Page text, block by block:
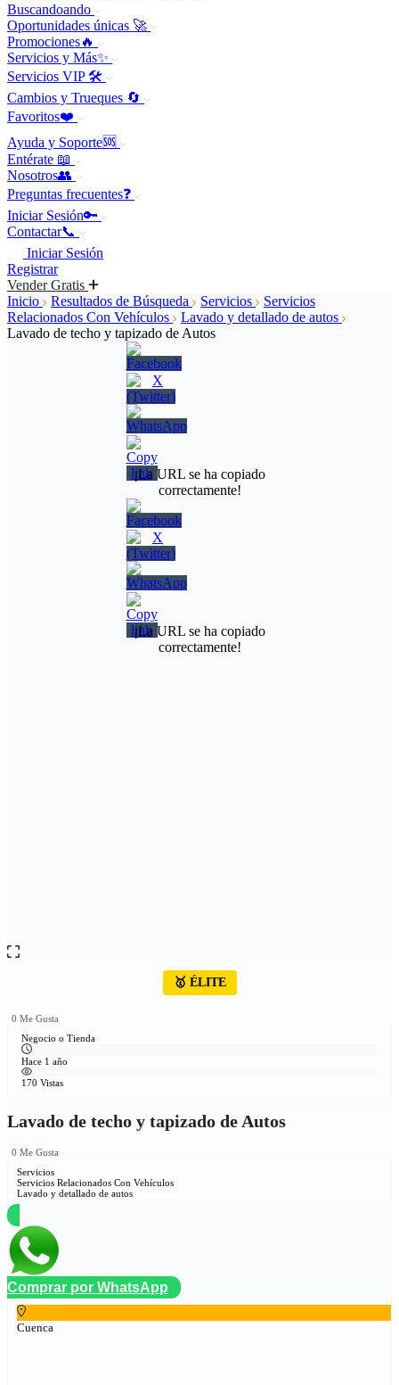
Buscandoando
Oportunidades únicas 🚀
Promociones🔥
Servicios y Más✨
Servicios VIP 🛠️
Cambios y Trueques 🔄
Favoritos❤️
Ayuda y Soporte🆘
Entérate 📖
Nosotros👥
Preguntas frecuentes❓
Iniciar Sesión🔑
Contactar📞
Iniciar Sesión
Registrar
Vender Gratis
Inicio
Resultados de Búsqueda Servicios
Servicios
Relacionados Con Vehículos
Lavado y detallado de autos
Lavado de techo y tapizado de Autos
¡La URL se ha copiado
correctamente!
¡La URL se ha copiado
correctamente!
🥇 ÉLITE
0 Me Gusta
Negocio o Tienda
Hace 1 año
170 Vistas
Lavado de techo y tapizado de Autos
0 Me Gusta
Servicios
Servicios Relacionados Con Vehículos
Lavado y detallado de autos
Comprar por WhatsApp
Cuenca